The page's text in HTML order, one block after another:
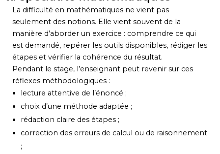
La difficulté en mathématiques ne vient pas
seulement des notions. Elle vient souvent de la
manière d’aborder un exercice : comprendre ce qui
est demandé, repérer les outils disponibles, rédiger les
étapes et vérifier la cohérence du résultat.
Pendant le stage, l’enseignant peut revenir sur ces
réflexes méthodologiques :
lecture attentive de l’énoncé ;
choix d’une méthode adaptée ;
rédaction claire des étapes ;
correction des erreurs de calcul ou de raisonnement
;